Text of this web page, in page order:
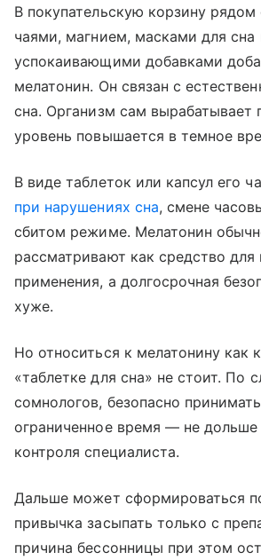
В покупательскую корзину
чаями, магнием, масками для сна
успокаивающими добавками
мелатонин. Он связан с
сна. Организм сам вырабатывает
уровень повышается в темное
В виде таблеток или капсул его
при нарушениях сна, смене
сбитом режиме. Мелатонин
рассматривают как средство для
применения, а долгосрочная
хуже.
Но относиться к мелатонину как
«таблетке для сна» не стоит. По
сомнологов, безопасно
ограниченное время — не дольше
контроля специалиста.
Дальше может сформироваться
привычка засыпать только с
причина бессонницы при этом